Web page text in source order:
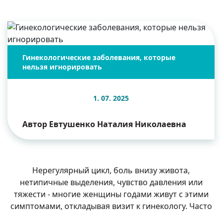
Гинекологические заболевания, которые
нельзя игнорировать
1. 07. 2025
Автор Евтушенко Наталия Николаевна
Нерегулярный цикл, боль внизу живота,
нетипичные выделения, чувство давления или
тяжести - многие женщины годами живут с этими
симптомами, откладывая визит к гинекологу. Часто